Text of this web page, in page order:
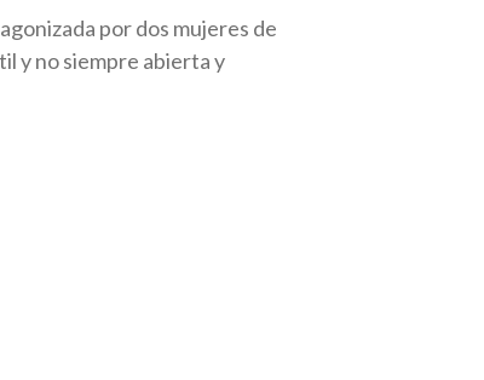
por dos mujeres de
y no siempre abierta y